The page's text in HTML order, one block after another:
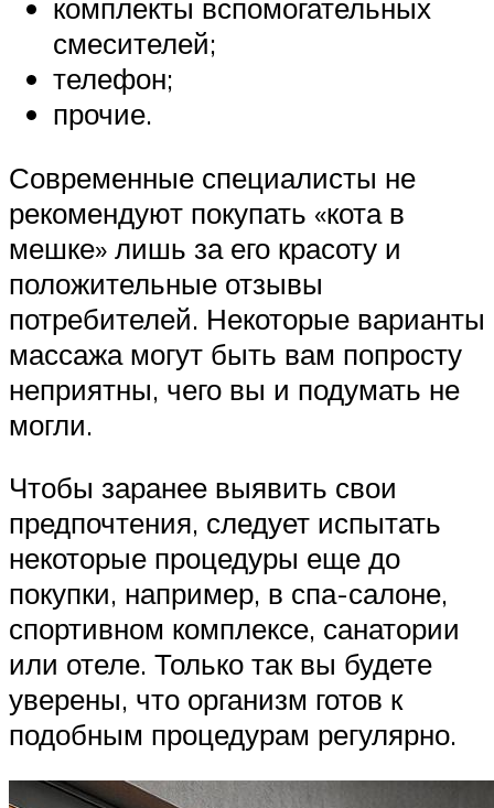
комплекты вспомогательных
смесителей;
телефон;
прочие.
Современные специалисты не
рекомендуют покупать «кота в
мешке» лишь за его красоту и
положительные отзывы
потребителей. Некоторые варианты
массажа могут быть вам попросту
неприятны, чего вы и подумать не
могли.
Чтобы заранее выявить свои
предпочтения, следует испытать
некоторые процедуры еще до
покупки, например, в спа-салоне,
спортивном комплексе, санатории
или отеле. Только так вы будете
уверены, что организм готов к
подобным процедурам регулярно.